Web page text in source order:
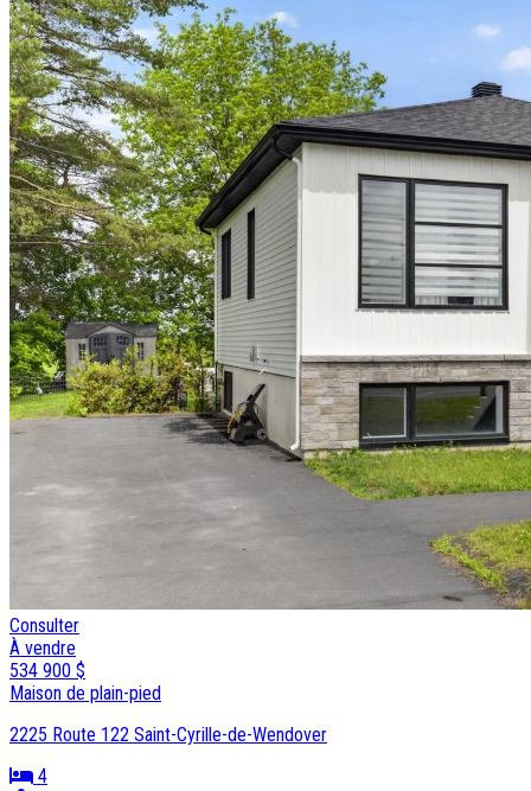
Consulter
À vendre
534 900 $
Maison de plain-pied
2225 Route 122 Saint-Cyrille-de-Wendover
4